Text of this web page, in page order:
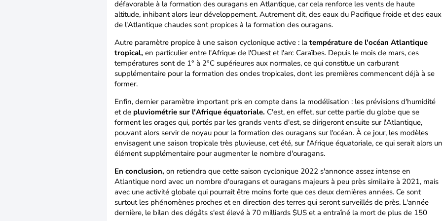
défavorable à la formation des ouragans en Atlantique, car cela renforce les vents de haute
altitude, inhibant alors leur développement. Autrement dit, des eaux du Pacifique froide et des eaux
de l'Atlantique chaudes sont propices à la formation des ouragans.
Autre paramètre propice à une saison cyclonique active : la température de l'océan Atlantique
tropical, en particulier entre l'Afrique de l'Ouest et l'arc Caraïbes. Depuis le mois de mars, ces
températures sont de 1° à 2°C supérieures aux normales, ce qui constitue un carburant
supplémentaire pour la formation des ondes tropicales, dont les premières commencent déjà à se
former.
Enfin, dernier paramètre important pris en compte dans la modélisation : les prévisions d'humidité
et de pluviométrie sur l'Afrique équatoriale. C'est, en effet, sur cette partie du globe que se
forment les orages qui, portés par les grands vents d'est, se dirigeront ensuite sur l'Atlantique,
pouvant alors servir de noyau pour la formation des ouragans sur l'océan. À ce jour, les modèles
envisagent une saison tropicale très pluvieuse, cet été, sur l'Afrique équatoriale, ce qui serait alors un
élément supplémentaire pour augmenter le nombre d'ouragans.
En conclusion, on retiendra que cette saison cyclonique 2022 s'annonce assez intense en
Atlantique nord avec un nombre d'ouragans et ouragans majeurs à peu près similaire à 2021, mais
avec une activité globale qui pourrait être moins forte que ces deux dernières années. Ce sont
surtout les phénomènes proches et en direction des terres qui seront surveillés de près. L'année
dernière, le bilan des dégâts s'est élevé à 70 milliards $US et a entraîné la mort de plus de 150